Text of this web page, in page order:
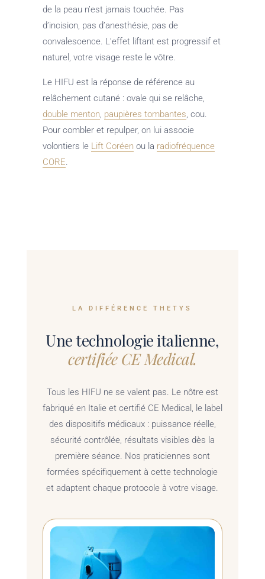
de la peau n’est jamais touchée. Pas
d’incision, pas d’anesthésie, pas de
convalescence. L’effet liftant est progressif et
naturel, votre visage reste le vôtre.
Le HIFU est la réponse de référence au
relâchement cutané : ovale qui se relâche,
double menton, paupières tombantes, cou.
Pour combler et repulper, on lui associe
volontiers le Lift Coréen ou la radiofréquence
CORE.
LA DIFFÉRENCE THETYS
Une technologie italienne,
certifiée CE Medical.
Tous les HIFU ne se valent pas. Le nôtre est
fabriqué en Italie et certifié CE Medical, le label
des dispositifs médicaux : puissance réelle,
sécurité contrôlée, résultats visibles dès la
première séance. Nos praticiennes sont
formées spécifiquement à cette technologie
et adaptent chaque protocole à votre visage.